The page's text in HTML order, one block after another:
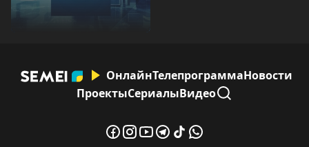
ОнлайнТелепрограммаНовости
ПроектыСериалыВидео